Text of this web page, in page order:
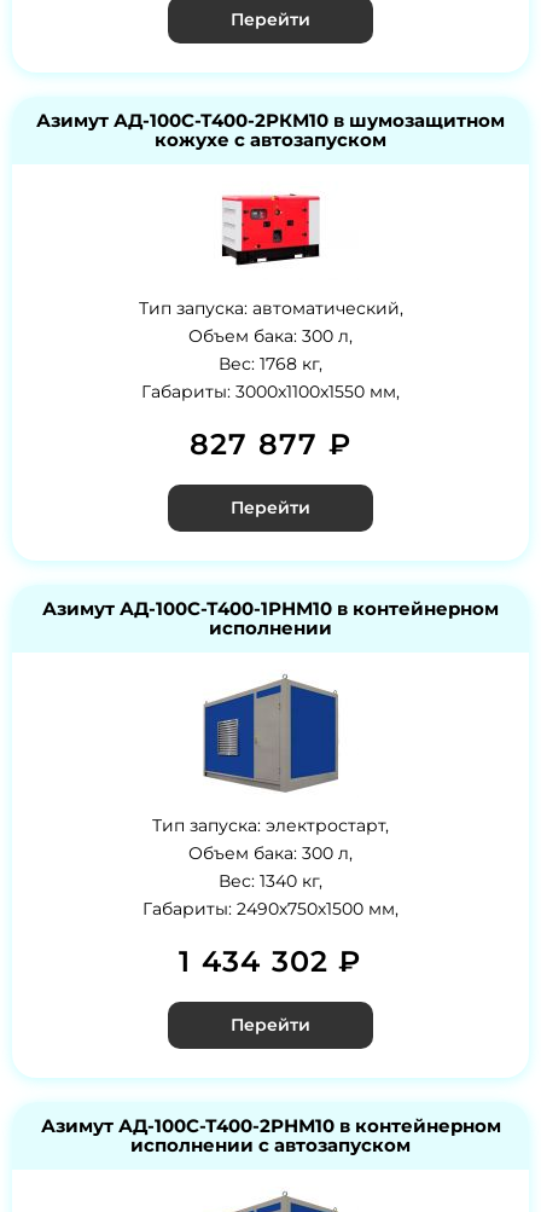
Перейти
Азимут АД-100С-Т400-2РКМ10 в шумозащитном
кожухе с автозапуском
Тип запуска: автоматический,
Объем бака: 300 л,
Вес: 1768 кг,
Габариты: 3000x1100x1550 мм,
827 877 ₽
Перейти
Азимут АД-100С-Т400-1РНМ10 в контейнерном
исполнении
Тип запуска: электростарт,
Объем бака: 300 л,
Вес: 1340 кг,
Габариты: 2490х750х1500 мм,
1 434 302 ₽
Перейти
Азимут АД-100С-Т400-2РНМ10 в контейнерном
исполнении с автозапуском